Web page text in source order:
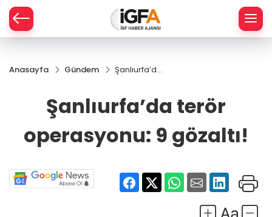
Anasayfa Gündem
Şanlıurfa’da
9 gözaltı!
Şanlıurfa’da terör
operasyonu: 9 gözaltı!